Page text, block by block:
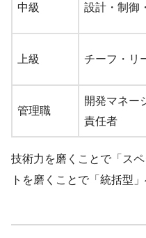
中級 設計・制御
上級 チーフ・リ
管理職
開発マネー
責任者
技術力を磨くことで「ス
トを磨くことで「統括型